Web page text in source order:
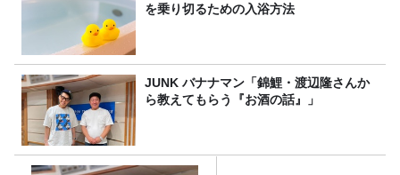
を乗り切るための入浴方法
JUNK バナナマン「錦鯉・渡辺隆さんか
ら教えてもらう『お酒の話』」